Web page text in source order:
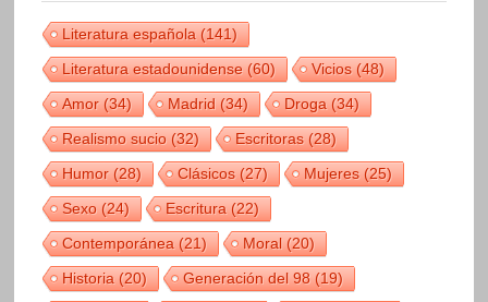
Literatura española(141)
Literatura estadounidense(60) Vicios(48)
Amor(34) Madrid(34) Droga(34)
Realismo sucio(32) Escritoras(28)
Humor(28) Clásicos(27) Mujeres(25)
Sexo(24) Escritura(22)
Contemporánea(21) Moral(20)
Historia(20) Generación del 98(19)